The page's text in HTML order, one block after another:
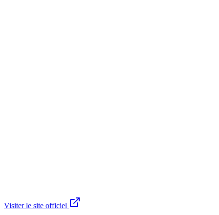
Visiter le site officiel